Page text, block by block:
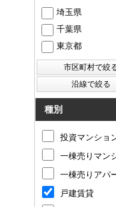
埼玉県
千葉県
東京都
種別
投資マンショ
一棟売りマン
一棟売りアパ
戸建賃貸